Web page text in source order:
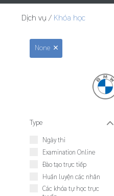
Dịch vụ / Khóa học
None 9
Type W
Ngày thi
Examination Online
Đào tạo trực tiếp
Huấn luyện các nhân
Các khóa tự học trực